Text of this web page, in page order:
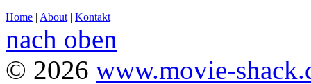
Home | About | Kontakt
nach oben
© 2026 www.movie-